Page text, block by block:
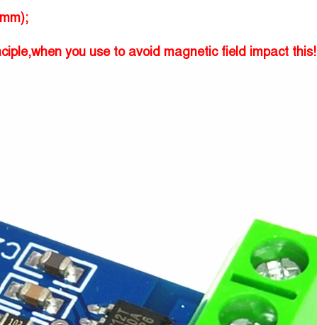
you use to avoid magnetic field impact this!